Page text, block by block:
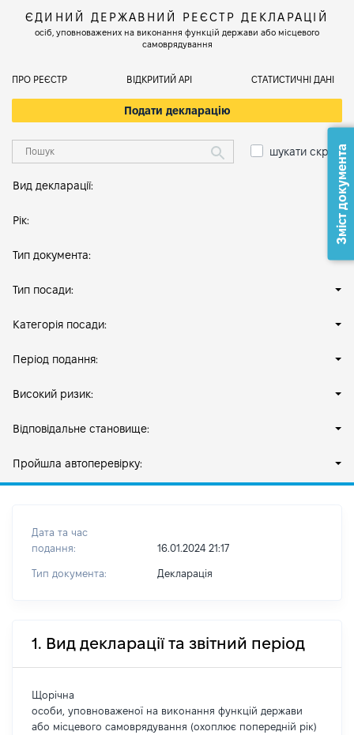
ЄДИНИЙ ДЕРЖАВНИЙ РЕЄСТР ДЕКЛАРАЦІЙ
осіб, уповноважених на виконання функцій держави або місцевого
самоврядування
ПРО РЕЄСТР ВІДКРИТИЙ АРІ СТАТИСТИЧНІ ДАНІ
Подати декларацію
шукати скрізь
Вид декларації:
Рік:
Тип документа:
Тип посади:
Категорія посади:
Період подання:
Високий ризик:
Відповідальне становище:
Пройшла автоперевірку:
Дата та час
подання:
16.01.2024 21:17
Тип документа: Декларація
1. Вид декларації та звітний період
Щорічна
особи, уповноваженої на виконання функцій держави
або місцевого самоврядування (охоплює попередній рік)
Зміст документа